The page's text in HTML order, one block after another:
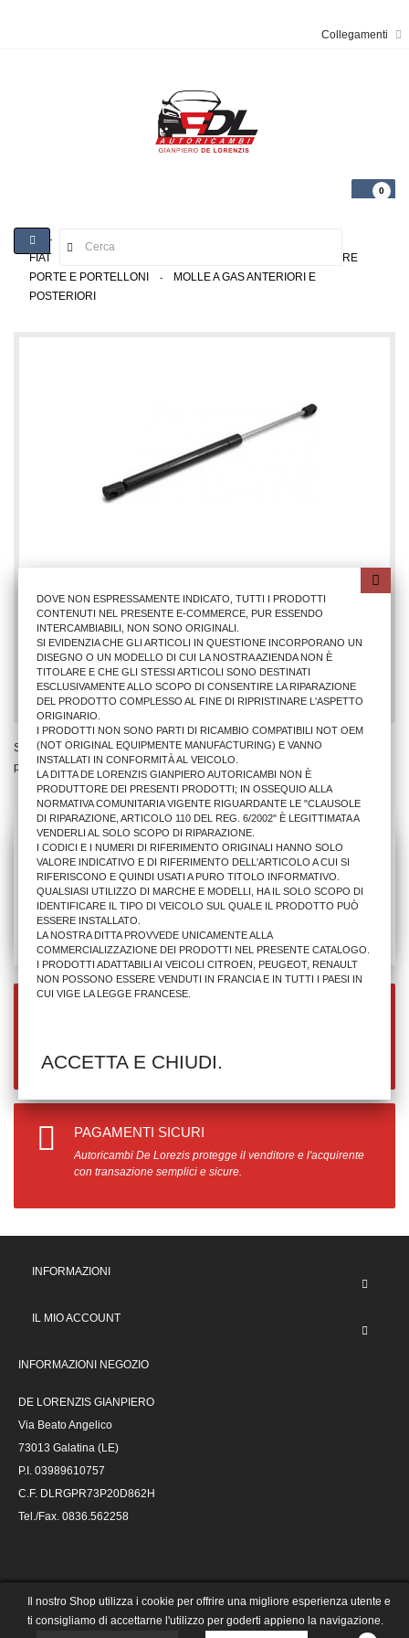
Il nostro Shop utilizza i cookie per offrire una migliore esperienza utente e
ti consigliamo di accettarne l'utilizzo per goderti appieno la navigazione.
Collegamenti
0
Toggle
navigation
>
FIAT
CHIUSURE, SERRATURE
PORTE E PORTELLONI
>
MOLLE A GAS ANTERIORI E
POSTERIORI
MOLLA A GAS POST. FI BRAVA 1995
10,00 €
AGGIUNGI AL CARRELLO
Stai Visualizzando 1 - 1 di 1
prodotto
PAGAMENTI SICURI
Autoricambi De Lorezis protegge il venditore e l'acquirente
con transazione semplici e sicure.
INFORMAZIONI
IL MIO ACCOUNT
INFORMAZIONI NEGOZIO
DE LORENZIS GIANPIERO
Via Beato Angelico
73013 Galatina (LE)
P.I. 03989610757
C.F. DLRGPR73P20D862H
Tel./Fax. 0836.562258
powered by
| e-commerce collegato alla
DOVE NON ESPRESSAMENTE INDICATO, TUTTI I PRODOTTI
CONTENUTI NEL PRESENTE E-COMMERCE, PUR ESSENDO
INTERCAMBIABILI, NON SONO ORIGINALI.
SI EVIDENZIA CHE GLI ARTICOLI IN QUESTIONE INCORPORANO UN
DISEGNO O UN MODELLO DI CUI LA NOSTRA AZIENDA NON È
TITOLARE E CHE GLI STESSI ARTICOLI SONO DESTINATI
ESCLUSIVAMENTE ALLO SCOPO DI CONSENTIRE LA RIPARAZIONE
DEL PRODOTTO COMPLESSO AL FINE DI RIPRISTINARE L'ASPETTO
ORIGINARIO.
I PRODOTTI NON SONO PARTI DI RICAMBIO COMPATIBILI NOT OEM
(NOT ORIGINAL EQUIPMENTE MANUFACTURING) E VANNO
INSTALLATI IN CONFORMITÀ AL VEICOLO.
LA DITTA DE LORENZIS GIANPIERO AUTORICAMBI NON È
PRODUTTORE DEI PRESENTI PRODOTTI; IN OSSEQUIO ALLA
NORMATIVA COMUNITARIA VIGENTE RIGUARDANTE LE "CLAUSOLE
DI RIPARAZIONE, ARTICOLO 110 DEL REG. 6/2002" È LEGITTIMATA A
VENDERLI AL SOLO SCOPO DI RIPARAZIONE.
I CODICI E I NUMERI DI RIFERIMENTO ORIGINALI HANNO SOLO
VALORE INDICATIVO E DI RIFERIMENTO DELL'ARTICOLO A CUI SI
RIFERISCONO E QUINDI USATI A PURO TITOLO INFORMATIVO.
QUALSIASI UTILIZZO DI MARCHE E MODELLI, HA IL SOLO SCOPO DI
IDENTIFICARE IL TIPO DI VEICOLO SUL QUALE IL PRODOTTO PUÒ
ESSERE INSTALLATO.
LA NOSTRA DITTA PROVVEDE UNICAMENTE ALLA
COMMERCIALIZZAZIONE DEI PRODOTTI NEL PRESENTE CATALOGO.
I PRODOTTI ADATTABILI AI VEICOLI CITROEN, PEUGEOT, RENAULT
NON POSSONO ESSERE VENDUTI IN FRANCIA E IN TUTTI I PAESI IN
CUI VIGE LA LEGGE FRANCESE.
ACCETTA E CHIUDI.